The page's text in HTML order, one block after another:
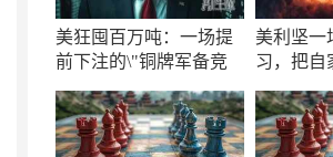
美狂囤百万吨：一场提
前下注的\"铜牌军备竞
美利坚一
习，把自